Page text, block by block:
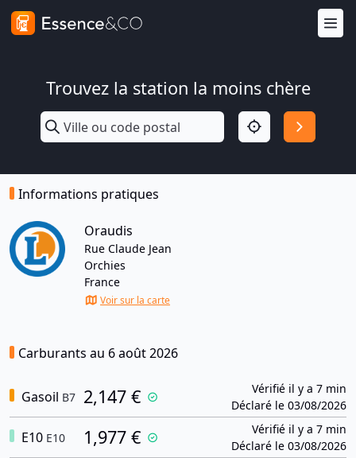
Trouvez la station la moins chère
Informations pratiques
Oraudis
Rue Claude Jean
Orchies
France
Voir sur la carte
Carburants au 6 août 2026
Gasoil B7 2,147 €
Vérifié il y a 7 min
Déclaré le 03/08/2026
E10 E10 1,977 €
Vérifié il y a 7 min
Déclaré le 03/08/2026